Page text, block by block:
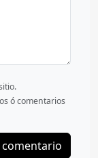
ó comentarios